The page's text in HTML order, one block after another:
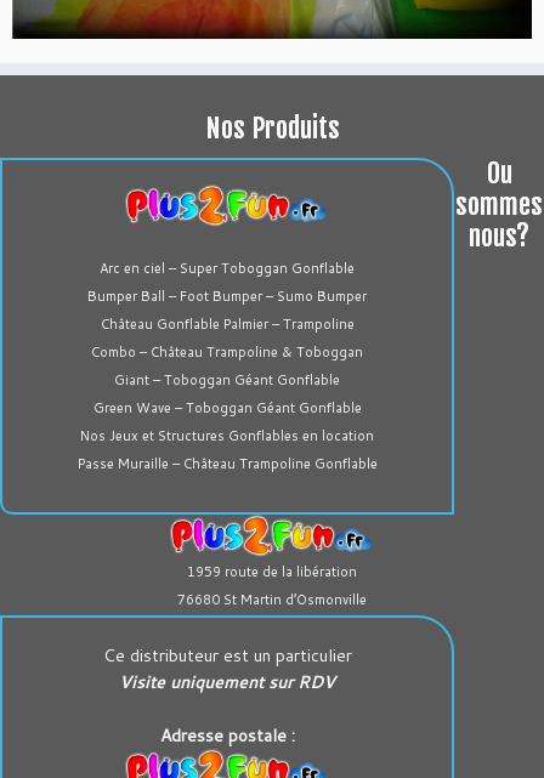
Nos Produits
Arc en ciel – Super Toboggan Gonflable
Bumper Ball – Foot Bumper – Sumo Bumper
Château Gonflable Palmier – Trampoline
Combo – Château Trampoline & Toboggan
Giant – Toboggan Géant Gonflable
Green Wave – Toboggan Géant Gonflable
Nos Jeux et Structures Gonflables en location
Passe Muraille – Château Trampoline Gonflable
Ou
sommes
nous?
1959 route de la libération
76680 St Martin d’Osmonville
Ce distributeur est un particulier
Visite uniquement sur RDV
Adresse postale :